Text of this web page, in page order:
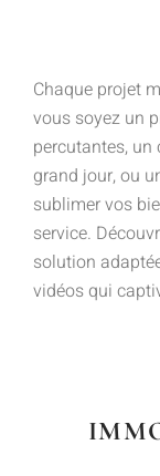
Chaque projet
vous soyez un
percutantes,
grand jour, ou
sublimer vos
service.
solution
vidéos qui